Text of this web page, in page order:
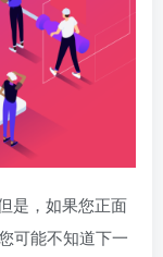
是，如果您正面
可能不知道下一